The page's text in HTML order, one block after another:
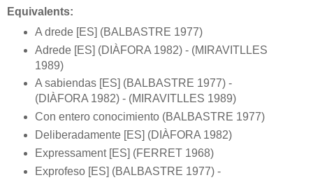
Equivalents:
A drede [ES] (BALBASTRE 1977)
Adrede [ES] (DIÀFORA 1982) - (MIRAVITLLES
1989)
A sabiendas [ES] (BALBASTRE 1977) -
(DIÀFORA 1982) - (MIRAVITLLES 1989)
Con entero conocimiento (BALBASTRE 1977)
Deliberadamente [ES] (DIÀFORA 1982)
Expressament [ES] (FERRET 1968)
Exprofeso [ES] (BALBASTRE 1977) -